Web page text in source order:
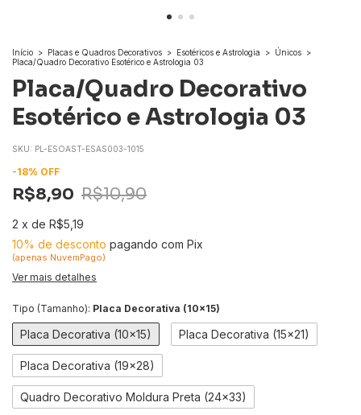
Início > Placas e Quadros Decorativos > Esotéricos e Astrologia > Únicos >
Placa/Quadro Decorativo Esotérico e Astrologia 03
Placa/Quadro Decorativo
Esotérico e Astrologia 03
SKU: PL-ESOAST-ESAS003-1015
-18% OFF
R$8,90 R$10,90
2 x de R$5,19
10% de desconto pagando com Pix
(apenas NuvemPago)
Ver mais detalhes
Tipo (Tamanho): Placa Decorativa (10x15)
Placa Decorativa (10x15) Placa Decorativa (15x21)
Placa Decorativa (19x28)
Quadro Decorativo Moldura Preta (24x33)